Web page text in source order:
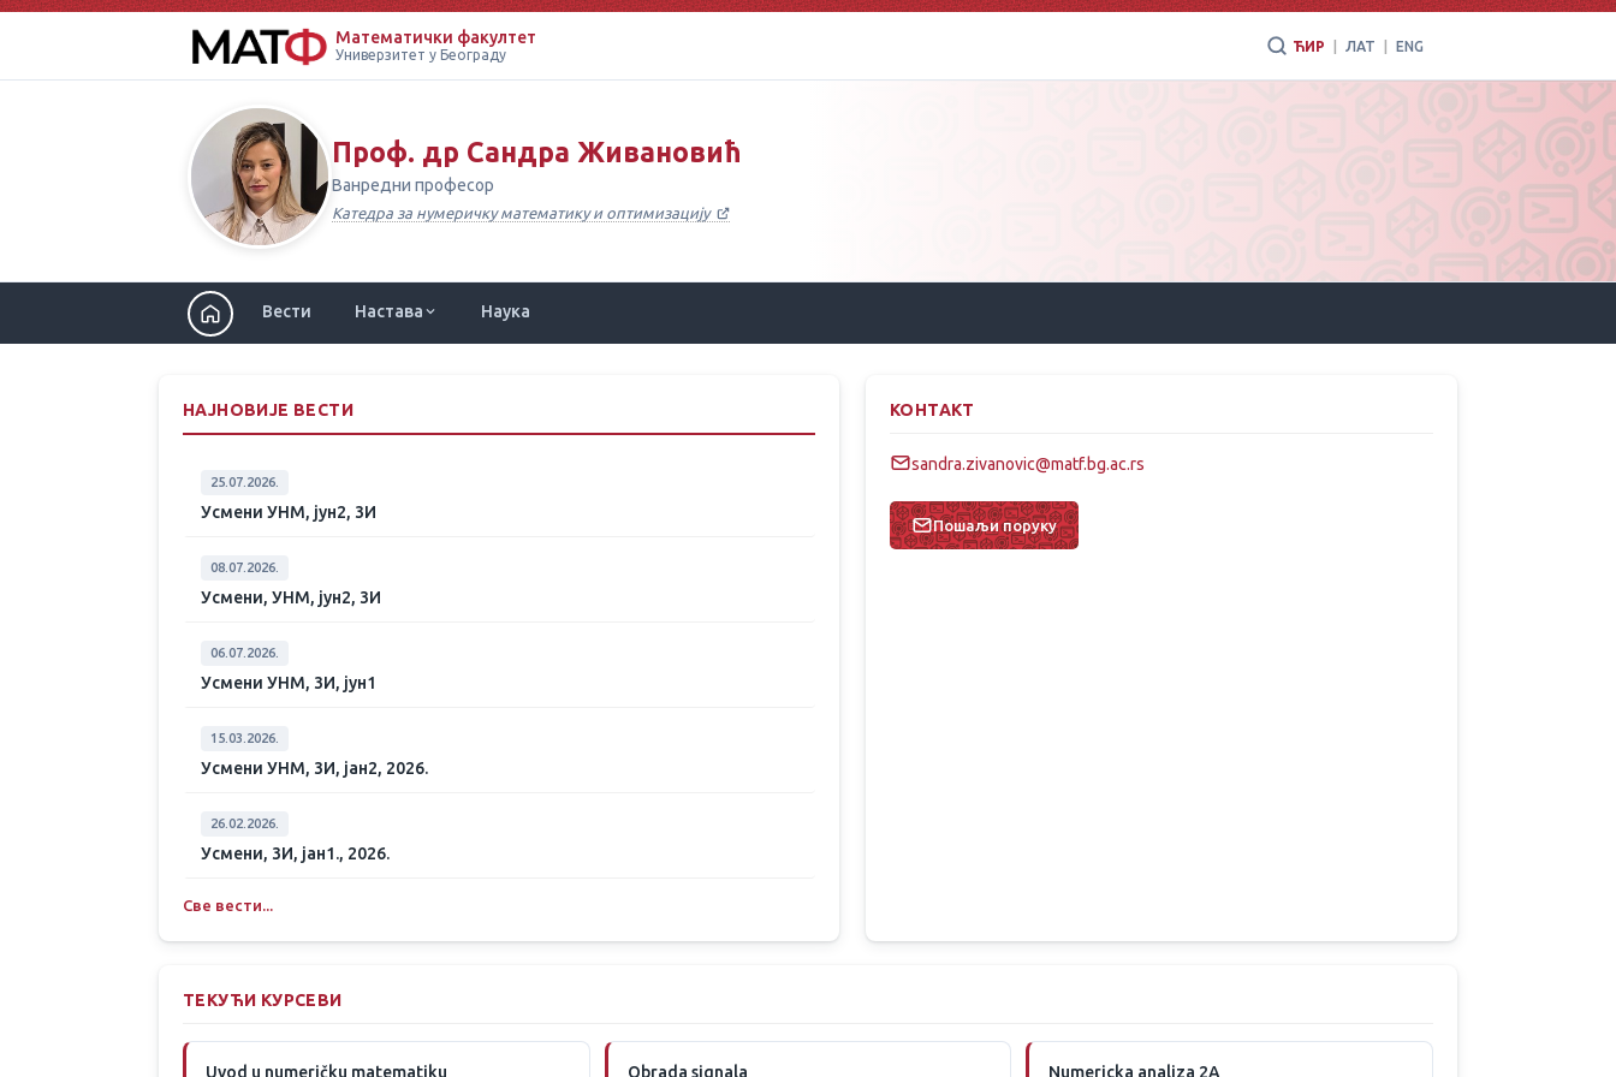
Математички факултет
Универзитет у Београду
ЋИР ЛАТ ENG
Проф. др Сандра Живановић
Ванредни професор
Катедра за нумеричку математику и оптимизацију
Вести Настава Наука
НАЈНОВИЈЕ ВЕСТИ
25.07.2026.
Усмени УНМ, јун2, 3И
08.07.2026.
Усмени, УНМ, јун2, 3И
06.07.2026.
Усмени УНМ, 3И, јун1
15.03.2026.
Усмени УНМ, 3И, јан2, 2026.
26.02.2026.
Усмени, 3И, јан1., 2026.
Све вести...
КОНТАКТ
sandra.zivanovic@matf.bg.ac.rs
Пошаљи поруку
ТЕКУЋИ КУРСЕВИ
Uvod u numeričku matematiku Obrada signala Numericka analiza 2A